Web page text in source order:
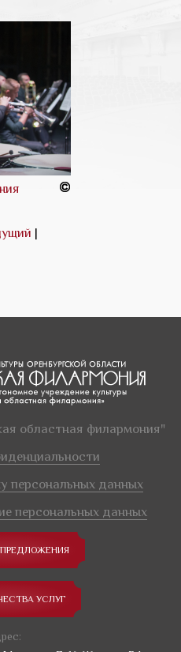
|
областная филармония"
персональных данных
персональных данных
УСЛУГ